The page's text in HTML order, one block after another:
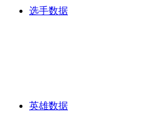
选手数据
英雄数据